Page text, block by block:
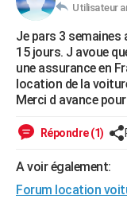
Retraite
Impôts
Epargne
Immobilier
Risques naturels par
Banque
Assurance
Crédit
AUTO
Essais
Réserver un essai
Citadines
Berlines
SUV
Forum auto
+HIGH-TECH
Mobiles
Meilleur smartphone
Internet
Ordinateurs
Jeux vidéo
Guide high-tech
+BRICOLAGE
Forum
Aménagement intérieur
Extérieur
Cuisine
Salle de bains
Jardinage
Rangement
Guides de France
Escapades
Patrimoine
Expositions
Musées
Week-end nature
Art de vivre
Bien-être
Loisirs
Mode
Modes de vie
Utilisateur
Je pars 3 semaines
15 jours. J avoue
une assurance en
location de la
Merci d avance
Répondre (1)
A voir également:
Forum location